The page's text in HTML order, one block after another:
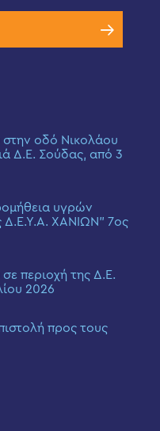
στην οδό Νικολάου
Δ.Ε. Σούδας, από 3
υγρών
Δ.Ε.Υ.Α. ΧΑΝΙΩΝ” 7ος
περιοχή της Δ.Ε.
2026
προς τους